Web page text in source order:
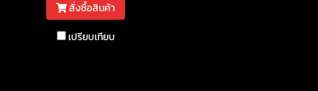
สั่งซื้อสินค้า
เปรียบเทียบ